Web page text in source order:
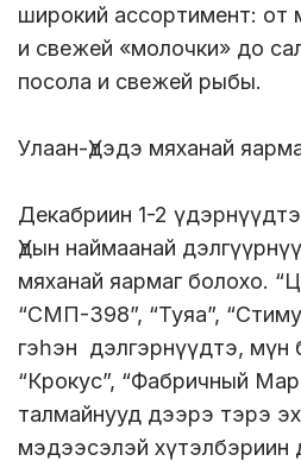
широкий ассортимент: от
и свежей «молочки» до
посола и свежей рыбы.
Улаан-Үдэдэ мяханай
Декабриин 1-2
Үдын наймаанай
мяханай яармаг болохо.
“СМП-398”, “Туяа”,
гэһэн дэлгэрнүүдтэ, мүн
“Крокус”, “Фабричный
талмайнууд дээрэ тэрэ
мэдээсэлэй хүтэлбэриин